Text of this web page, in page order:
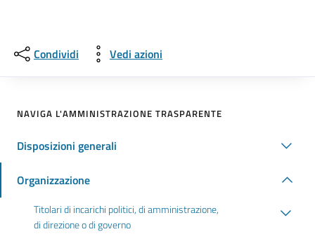
Condividi Vedi azioni
NAVIGA L'AMMINISTRAZIONE TRASPARENTE
Disposizioni generali
Organizzazione
Titolari di incarichi politici, di amministrazione,
di direzione o di governo